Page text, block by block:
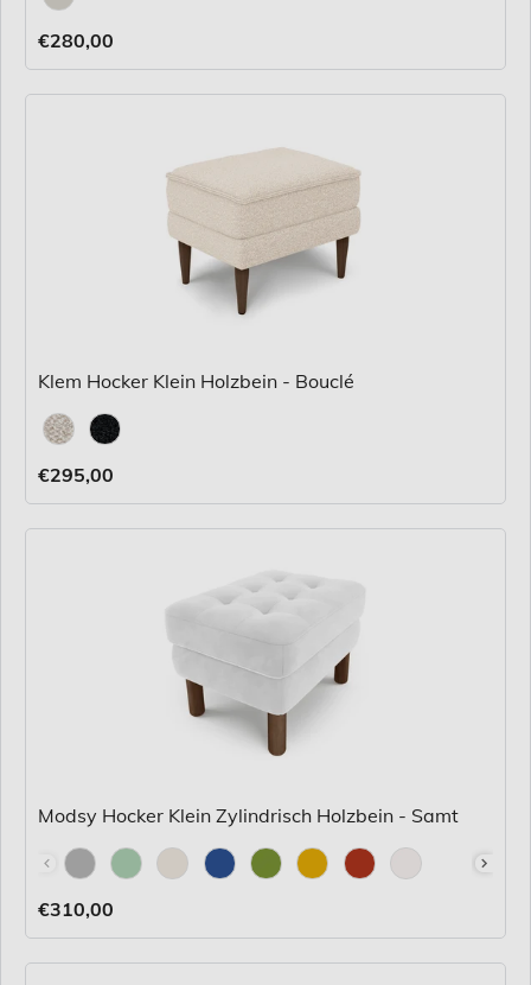
€280,00
Klem Hocker Klein Holzbein - Bouclé
Stoff
€295,00
Modsy Hocker Klein Zylindrisch Holzbein - Samt
Stoff
€310,00